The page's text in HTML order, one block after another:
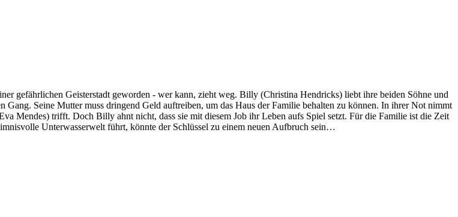
gefährlichen Geisterstadt geworden - wer kann, zieht weg. Billy (Christina Hendricks) liebt ihre beiden Söhne und
Seine Mutter muss dringend Geld auftreiben, um das Haus der Familie behalten zu können. In ihrer Not nimmt
Mendes) trifft. Doch Billy ahnt nicht, dass sie mit diesem Job ihr Leben aufs Spiel setzt. Für die Familie ist die Zeit
Unterwasserwelt führt, könnte der Schlüssel zu einem neuen Aufbruch sein…